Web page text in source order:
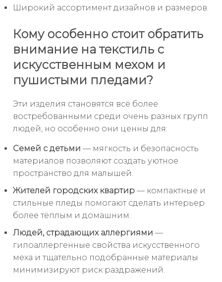
Широкий ассортимент дизайнов и размеров.
Кому особенно стоит обратить
внимание на текстиль с
искусственным мехом и
пушистыми пледами?
Эти изделия становятся всё более
востребованными среди очень разных групп
людей, но особенно они ценны для:
Семей с детьми — мягкость и безопасность
материалов позволяют создать уютное
пространство для малышей.
Жителей городских квартир — компактные и
стильные пледы помогают сделать интерьер
более тёплым и домашним.
Людей, страдающих аллергиями —
гипоаллергенные свойства искусственного
меха и тщательно подобранные материалы
минимизируют риск раздражений.